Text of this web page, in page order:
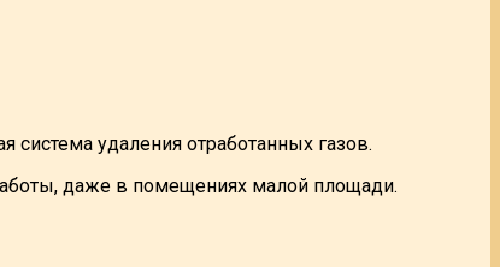
удаления отработанных газов.
даже в помещениях малой площади.